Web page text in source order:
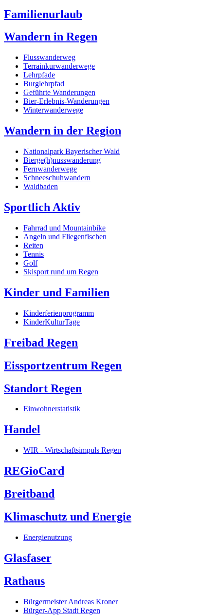
Familienurlaub
Wandern in Regen
Flusswanderweg
Terrainkurwanderwege
Lehrpfade
Burglehrpfad
Geführte Wanderungen
Bier-Erlebnis-Wanderungen
Winterwanderwege
Wandern in der Region
Nationalpark Bayerischer Wald
Bierge(h)nusswanderung
Fernwanderwege
Schneeschuhwandern
Waldbaden
Sportlich Aktiv
Fahrrad und Mountainbike
Angeln und Fliegenfischen
Reiten
Tennis
Golf
Skisport rund um Regen
Kinder und Familien
Kinderferienprogramm
KinderKulturTage
Freibad Regen
Eissportzentrum Regen
Standort Regen
Einwohnerstatistik
Handel
WIR - Wirtschaftsimpuls Regen
REGioCard
Breitband
Klimaschutz und Energie
Energienutzung
Glasfaser
Rathaus
Bürgermeister Andreas Kroner
Bürger-App Stadt Regen